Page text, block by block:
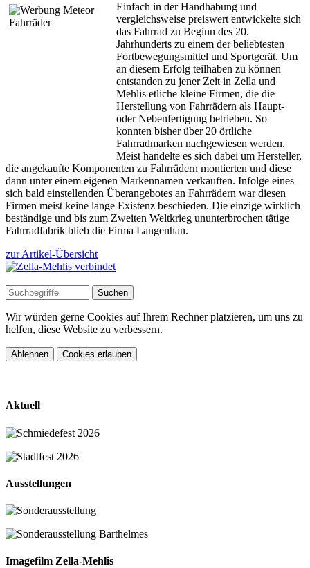
Einfach in der Handhabung und
vergleichsweise preiswert entwickelte sich
das Fahrrad zu Beginn des 20.
Jahrhunderts zu einem der beliebtesten
Fortbewegungsmittel und Sportgerät. Um
an diesem Erfolg teilhaben zu können
entstanden zu jener Zeit in Zella und
Mehlis etliche kleine Firmen, die die
Herstellung von Fahrrädern als Haupt-
oder Nebenfertigung betrieben. So
konnten bisher über 20 örtliche
Fahrradmarken nachgewiesen werden.
Meist handelte es sich dabei um Hersteller,
die angekaufte Komponenten zu Fahrrädern montierten und diese
dann unter einem eigenen Markennamen verkauften. Infolge eines
sich bald einstellenden Überangebotes an Fahrrädern war diesen
Firmen meist keine lange Existenz beschieden. Die einzige wirklich
beständige und bis zum Zweiten Weltkrieg ununterbrochen tätige
Fahrradfabrik blieb die Firma Langenhan.
zur Artikel-Übersicht
Wir würden gerne Cookies auf Ihrem Rechner platzieren, um uns zu
helfen, diese Website zu verbessern.
Ablehnen Cookies erlauben
Aktuell
Ausstellungen
Imagefilm Zella-Mehlis